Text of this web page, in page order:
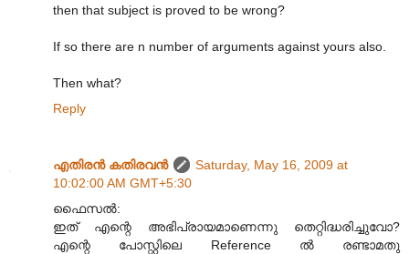
then that subject is proved to be wrong?
If so there are n number of arguments against yours also.
Then what?
Reply
എതിരന്‍ കതിരവന്‍
Saturday, May 16, 2009 at
10:02:00 AM GMT+5:30
ഫൈസൽ:
ഇത് എന്റെ അഭിപ്രായമാണെന്നു തെറ്റിദ്ധരിച്ചുവോ?
എന്റെ പോസ്റ്റിലെ Reference ൽ രണ്ടാമതു